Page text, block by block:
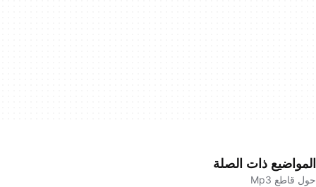
المواضيع ذات الصلة
حول قاطع Mp3